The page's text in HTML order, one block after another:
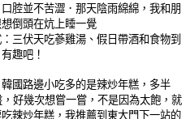
腔並不苦澀．那天陰雨綿綿，我和朋
倒頭在炕上睡一覺
三伏天吃蔘雞湯、假日帶酒和食物到
趣吧！
韓國路邊小吃多的是辣炒年糕，多半
好幾次想嘗一嘗，不是因為太飽，就
辣炒年糕，我推薦到東大門下一站的